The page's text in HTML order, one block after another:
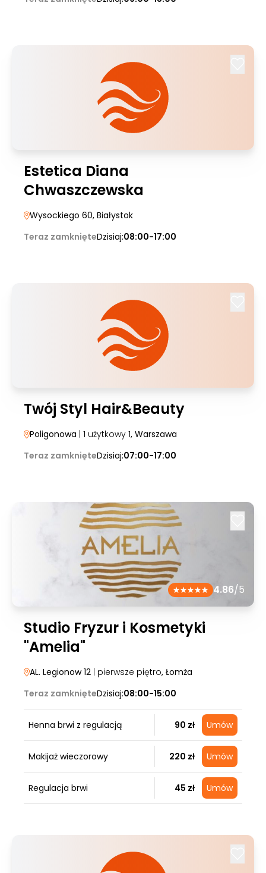
Estetica Diana
Chwaszczewska
Wysockiego 60, Białystok
Teraz zamknięteDzisiaj:08:00-17:00
Twój Styl Hair&Beauty
Poligonowa | 1 użytkowy 1, Warszawa
Teraz zamknięteDzisiaj:07:00-17:00
4.86/5
Studio Fryzur i Kosmetyki
"Amelia"
AL. Legionow 12 | pierwsze piętro, Łomża
Teraz zamknięteDzisiaj:08:00-15:00
Henna brwi z regulacją 90 zł Umów
Makijaż wieczorowy 220 zł Umów
Regulacja brwi 45 zł Umów